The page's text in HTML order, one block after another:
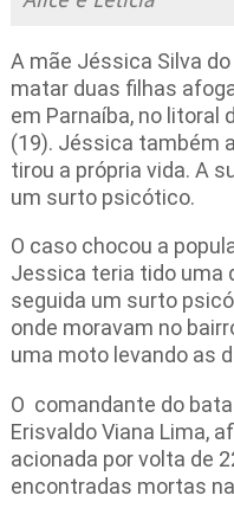
A mãe Jéssica Silva
matar duas filhas
em Parnaíba, no litoral
(19). Jéssica também
tirou a própria vida. A
um surto psicótico.
O caso chocou a
Jessica teria tido uma
seguida um surto
onde moravam no
uma moto levando as
O comandante do
Erisvaldo Viana Lima,
acionada por volta de
encontradas mortas